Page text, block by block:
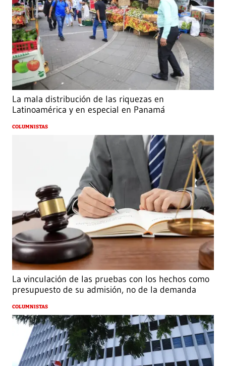
La mala distribución de las riquezas en
Latinoamérica y en especial en Panamá
COLUMNISTAS
La vinculación de las pruebas con los hechos como
presupuesto de su admisión, no de la demanda
COLUMNISTAS